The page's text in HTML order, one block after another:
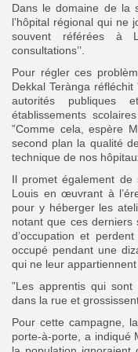
Dans le domaine de la
l’hôpital régional qui ne
souvent référées à
consultations’’.
Pour régler ces
Dekkal Terànga réfléchit
autorités publiques
établissements
”Comme cela, espère
second plan la qualité
technique de nos
Il promet également de
Louis en œuvrant à
pour y héberger les
notant que ces
d’occupation et
occupé pendant une
qui ne leur appartiennent
”Les apprentis qui
dans la rue et
Pour cette campagne,
porte-à-porte, a indiqué